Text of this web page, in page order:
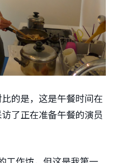
的是，这是午餐时间在
了正在准备午餐的演员